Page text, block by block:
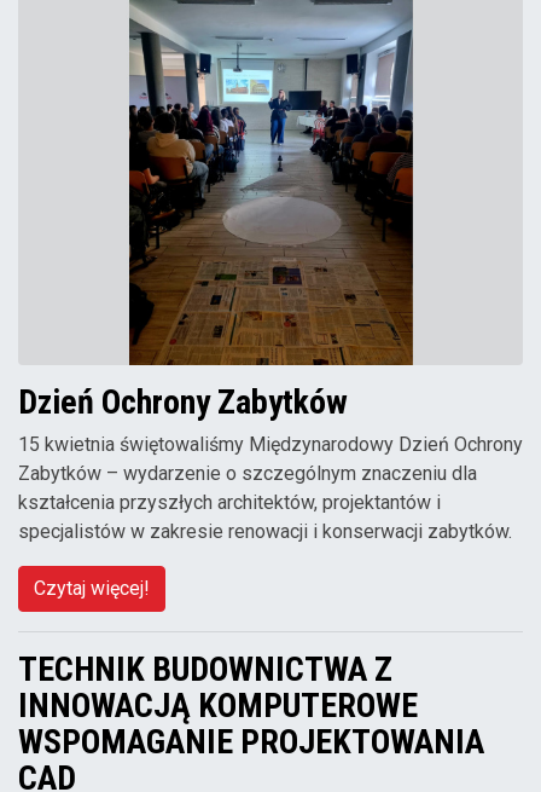
Dzień Ochrony Zabytków
15 kwietnia świętowaliśmy Międzynarodowy Dzień Ochrony
Zabytków – wydarzenie o szczególnym znaczeniu dla
kształcenia przyszłych architektów, projektantów i
specjalistów w zakresie renowacji i konserwacji zabytków.
Czytaj więcej!
TECHNIK BUDOWNICTWA Z
INNOWACJĄ KOMPUTEROWE
WSPOMAGANIE PROJEKTOWANIA
CAD